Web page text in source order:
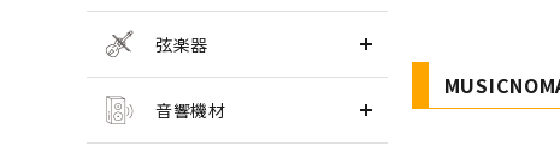
弦楽器
音響機材